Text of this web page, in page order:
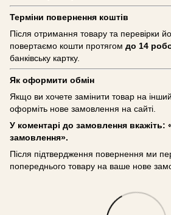
Терміни повернення коштів
Після отримання товару та перевірки
повертаємо кошти протягом до 14
банківську картку.
Як оформити обмін
Якщо ви хочете замінити товар на
оформіть нове замовлення на сайті.
У коментарі до замовлення вкажіть:
замовлення».
Після підтвердження повернення ми
попереднього товару на ваше нове